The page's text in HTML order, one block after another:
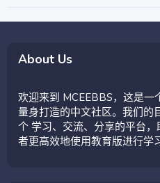
About Us
欢迎来到 MCEEBBS，这是一
量身打造的中文社区。我们的
个 学习、交流、分享的平台
者更高效地使用教育版进行学